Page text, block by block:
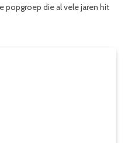
popgroep die al vele jaren hit